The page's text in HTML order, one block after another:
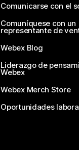
Comunicarse con el
Comuníquese con un
representante de
Webex Blog
Liderazgo de
Webex
Webex Merch Store
Oportunidades